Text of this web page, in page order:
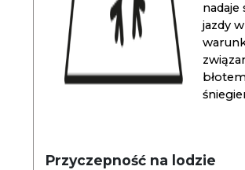
nadaje
jazdy w
Przyczepność na lodzie